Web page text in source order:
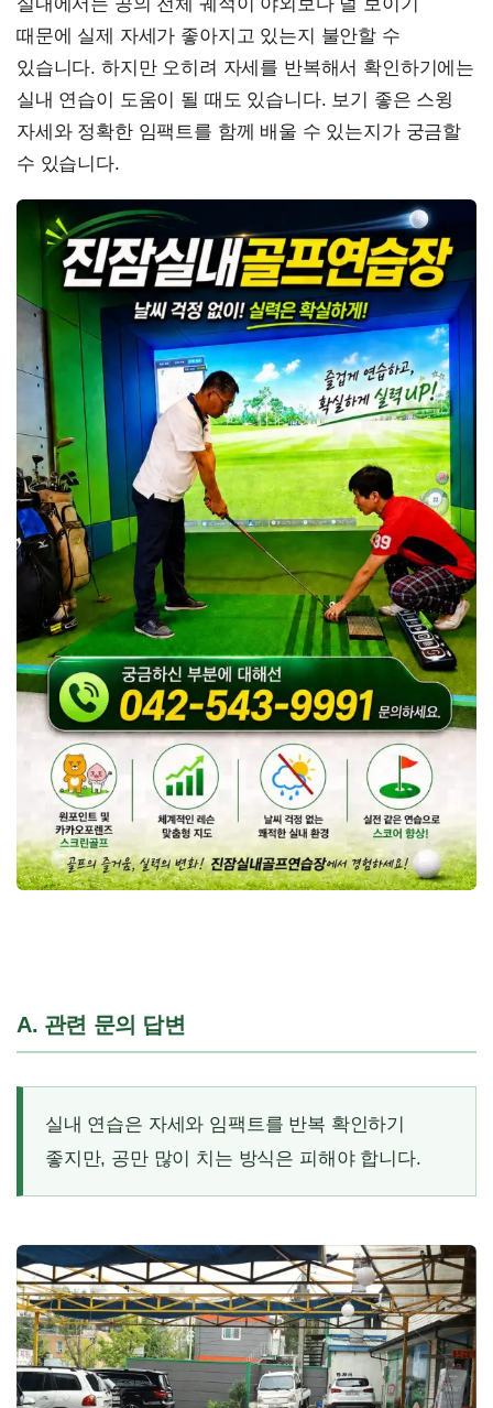
때문에 실제 자세가 좋아지고 있는지 불안할 수
있습니다. 하지만 오히려 자세를 반복해서 확인하기에는
실내 연습이 도움이 될 때도 있습니다. 보기 좋은 스윙
자세와 정확한 임팩트를 함께 배울 수 있는지가 궁금할
수 있습니다.
A. 관련 문의 답변
실내 연습은 자세와 임팩트를 반복 확인하기
좋지만, 공만 많이 치는 방식은 피해야 합니다.